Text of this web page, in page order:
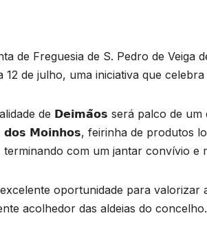
de Freguesia de S. Pedro de Veiga
12 de julho, uma iniciativa que
de 𝗗𝗲𝗶𝗺𝗮̃𝗼𝘀 será palco de um
𝗠𝗼𝗶𝗻𝗵𝗼𝘀, feirinha de produtos
terminando com um jantar convívio e
oportunidade para
acolhedor das aldeias do concelho.